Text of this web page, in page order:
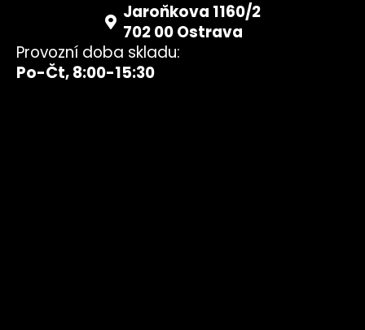
Jaroňkova 1160/2
702 00 Ostrava
Provozní doba skladu:
Po-Čt, 8:00-15:30